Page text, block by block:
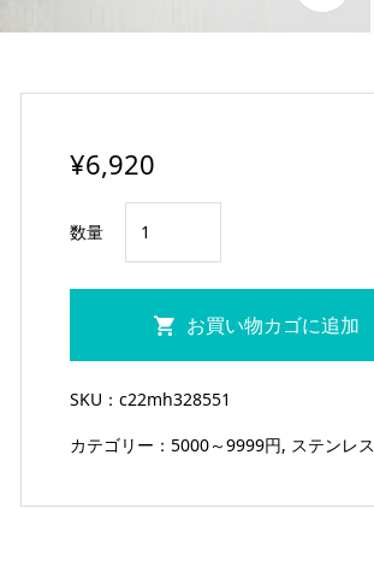
¥6,920
数量
ブ
8
お買い物カゴに追加
SKU：c22mh328551
カテゴリー：5000～9999円, ステンレス